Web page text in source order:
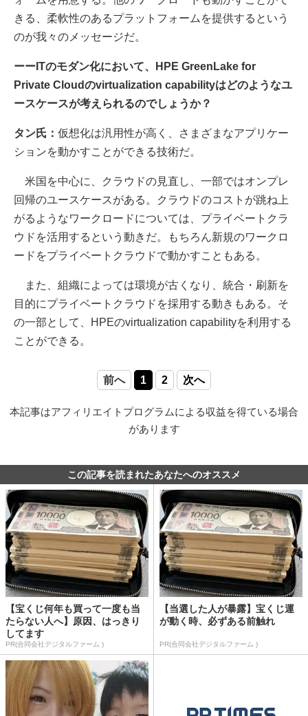
きる、柔軟性のあるプラットフォームを提供するという
のが我々のメッセージだ。
ーーITのモダン化において、HPE GreenLake for
Private Cloudのvirtualization capabilityはどのようなユ
ースケースが考えられるのでしょうか？
タン氏： 仮想化は汎用性が高く、さまざまなアプリケー
ションを動かすことができる技術だ。
米国を中心に、クラウドの見直し、一部ではオンプレ
回帰のユースケースがある。クラウドのコストが跳ね上
がるようなワークロードについては、プライベートクラ
ウドを活用するという動きだ。もちろん新規のワークロ
ードをプライベートクラウドで動かすこともある。
また、組織によっては環境が古くなり、統合・刷新を
目的にプライベートクラウドを採用する動きもある。そ
の一部として、HPEのvirtualization capabilityを利用する
ことができる。
前へ 1 2 次へ
本記事はアフィリエイトプログラムによる収益を得ている場合
があります
この記事を読まれたあなたへのオススメ
【宝くじ何年も買って一度も当
たらない人へ】原因、はっきり
してます
PR(合同会社デジタルファーム )
【当選した人が暴露】宝くじ運
が動く時、必ずある前触れ
PR(合同会社デジタルファーム )